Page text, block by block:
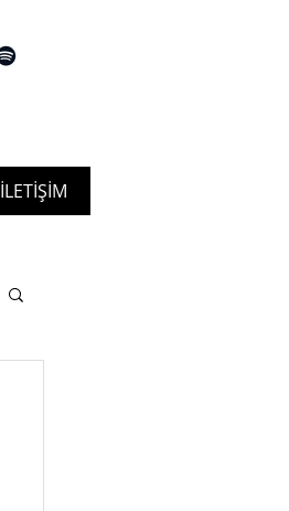
İLETİŞİM